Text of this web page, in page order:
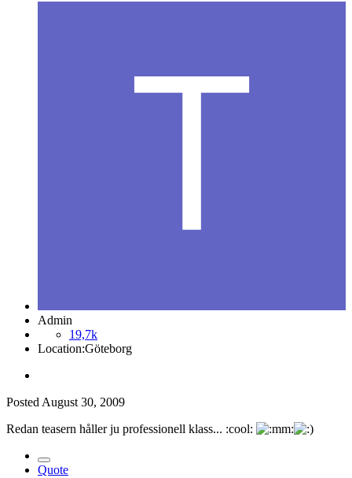
Admin
19,7k
Location:Göteborg
Posted August 30, 2009
Redan teasern håller ju professionell klass... :cool:
Quote